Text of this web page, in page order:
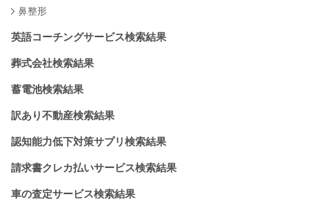
鼻整形
英語コーチングサービス検索結果
葬式会社検索結果
蓄電池検索結果
訳あり不動産検索結果
認知能力低下対策サプリ検索結果
請求書クレカ払いサービス検索結果
車の査定サービス検索結果